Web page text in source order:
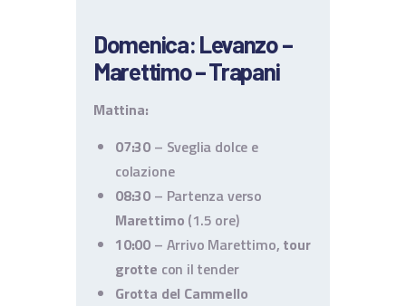
Domenica: Levanzo –
Marettimo – Trapani
Mattina:
07:30 – Sveglia dolce e
colazione
08:30 – Partenza verso
Marettimo (1.5 ore)
10:00 – Arrivo Marettimo, tour
grotte con il tender
Grotta del Cammello